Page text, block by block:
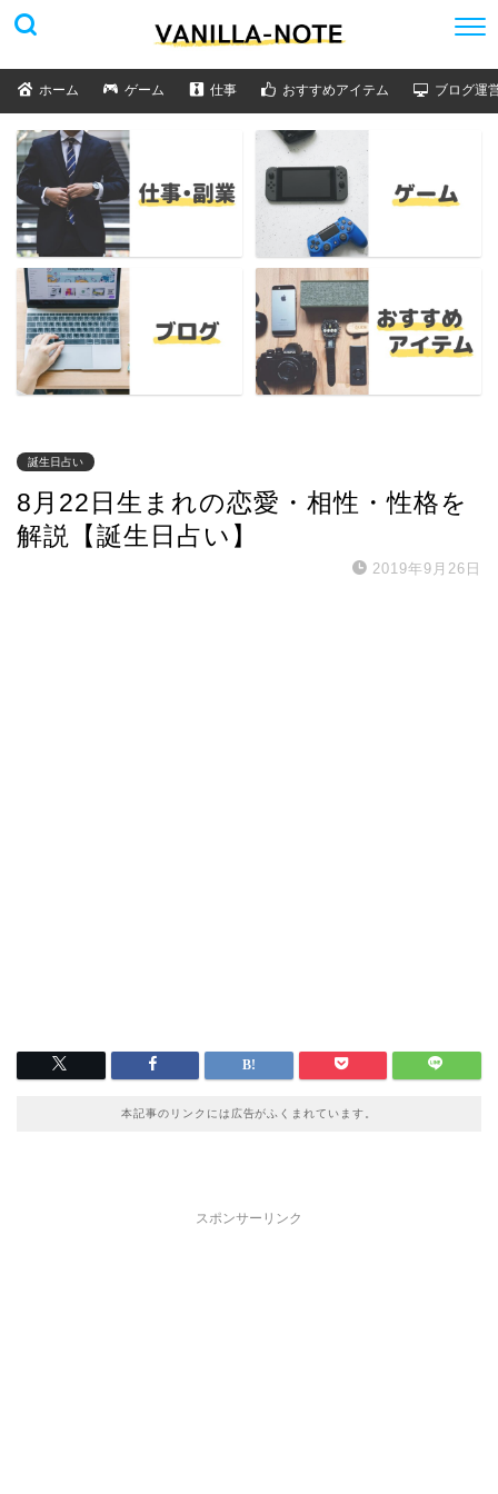
ホーム ゲーム 仕事 おすすめアイテム ブログ運
誕生日占い
8月22日生まれの恋愛・相性・性格を
解説【誕生日占い】
2019年9月26日
本記事のリンクには広告がふくまれています。
スポンサーリンク